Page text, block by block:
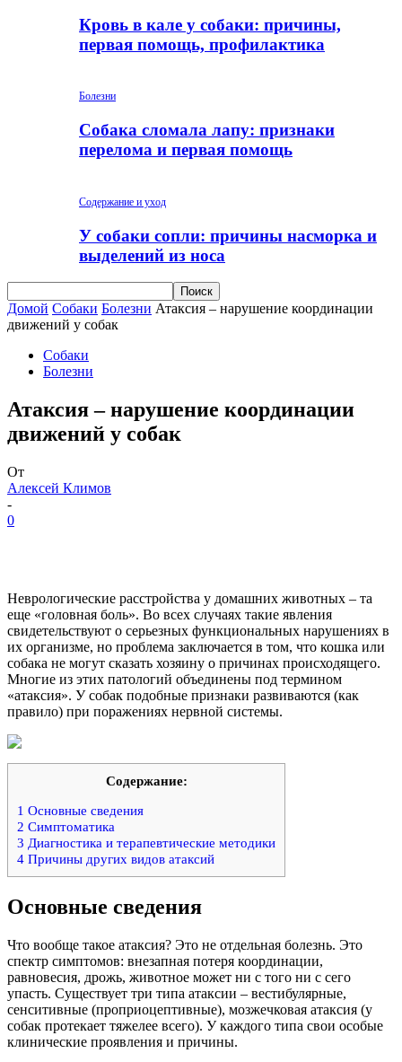
Кровь в кале у собаки: причины,
первая помощь, профилактика
Болезни
Собака сломала лапу: признаки
перелома и первая помощь
Содержание и уход
У собаки сопли: причины насморка и
выделений из носа
Домой Собаки Болезни Атаксия – нарушение координации
движений у собак
Собаки
Болезни
Атаксия – нарушение координации
движений у собак
От
Алексей Климов
-
0
Неврологические расстройства у домашних животных – та
еще «головная боль». Во всех случаях такие явления
свидетельствуют о серьезных функциональных нарушениях в
их организме, но проблема заключается в том, что кошка или
собака не могут сказать хозяину о причинах происходящего.
Многие из этих патологий объединены под термином
«атаксия». У собак подобные признаки развиваются (как
правило) при поражениях нервной системы.
Содержание:
1 Основные сведения
2 Симптоматика
3 Диагностика и терапевтические методики
4 Причины других видов атаксий
Основные сведения
Что вообще такое атаксия? Это не отдельная болезнь. Это
спектр симптомов: внезапная потеря координации,
равновесия, дрожь, животное может ни с того ни с сего
упасть. Существует три типа атаксии – вестибулярные,
сенситивные (проприоцептивные), мозжечковая атаксия (у
собак протекает тяжелее всего). У каждого типа свои особые
клинические проявления и причины.